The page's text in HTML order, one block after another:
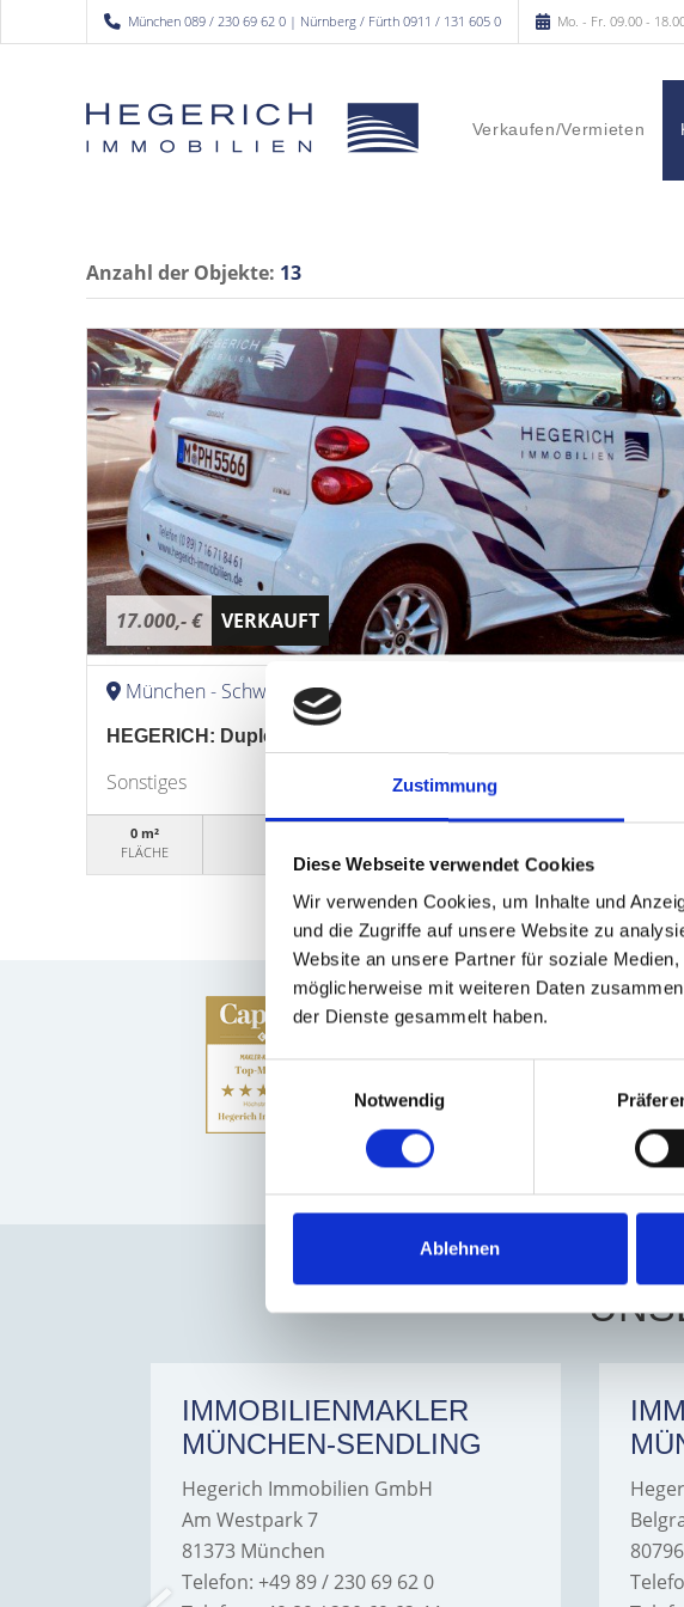
Zustimmung
Diese Webseite verwendet Cookies
Wir verwenden Cookies, um Inhalte und
und die Zugriffe auf unsere Website zu
Website an unsere Partner für soziale
möglicherweise mit weiteren Daten
der Dienste gesammelt haben.
Einwilligungsauswahl
Notwendig
Ablehnen
München 089 / 230 69 62 0 | Nürnberg / Fürth 0911 / 131 605 0 Mo. - Fr. 09.00 -
Verkaufen/Vermieten
Anzahl der Objekte: 13
17.000,- € VERKAUFT
München - Schwabing-West
HEGERICH: Duplex-Tiefgaragen-Stellplatz in Schwabing
Sonstiges
0 m²
FLÄCHE
Hegerich Immobilien
IMMOBILIENMAKLER
MÜNCHEN-SENDLING
Hegerich Immobilien GmbH
Am Westpark 7
81373 München
Telefon: +49 89 / 230 69 62 0